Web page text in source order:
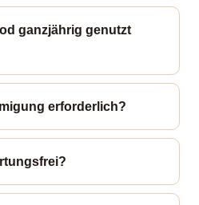
ganzjährig genutzt
erforderlich?